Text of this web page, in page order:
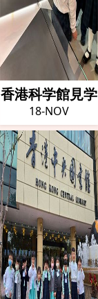
香港科学館見学
18-NOV